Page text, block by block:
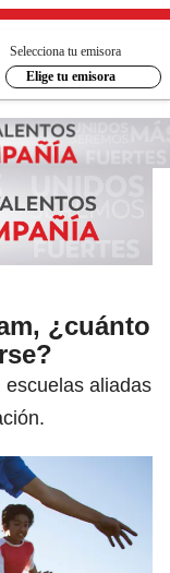
Selecciona tu emisora
Elige tu emisora
¿cuánto
escuelas aliadas